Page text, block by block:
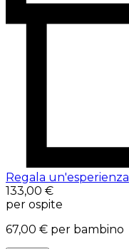
Regala un'esperienza
133,00 €
per ospite
67,00 € per bambino